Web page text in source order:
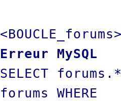
Erreur MySQL
SELECT
forums WHERE